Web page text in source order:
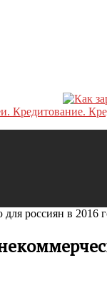
россиян в 2016